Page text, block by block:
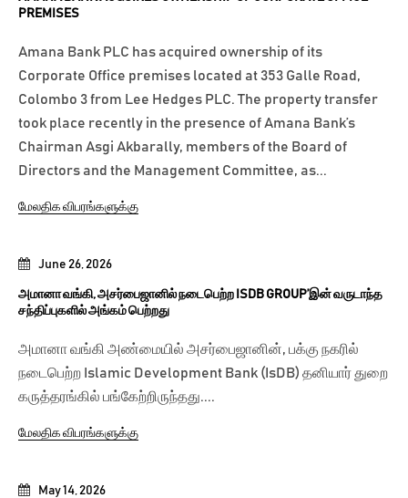
May 14, 2026
June 26, 2026
அமானா வங்கி, அசர்பைஜானில் நடைபெற்ற ISDB GROUP’இன் வருடாந்த
சந்திப்புகளில் அங்கம் பெற்றது
அமானா வங்கி அண்மையில் அசர்பைஜானின், பக்கு நகரில்
நடைபெற்ற Islamic Development Bank (IsDB) தனியார் துறை
கருத்தரங்கில் பங்கேற்றிருந்தது....
மேலதிக விபரங்களுக்கு
PREMISES
Amana Bank PLC has acquired ownership of its
Corporate Office premises located at 353 Galle Road,
Colombo 3 from Lee Hedges PLC. The property transfer
took place recently in the presence of Amana Bank’s
Chairman Asgi Akbarally, members of the Board of
Directors and the Management Committee, as...
மேலதிக விபரங்களுக்கு